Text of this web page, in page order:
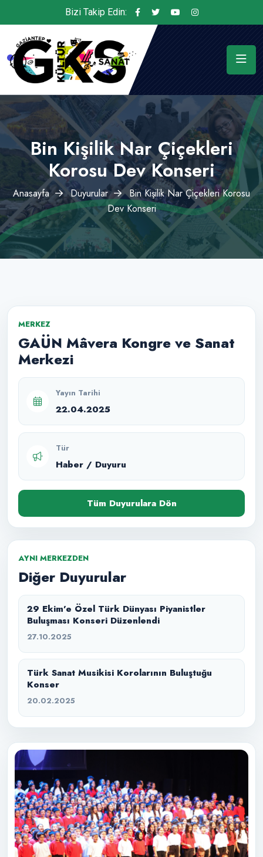
Bizi Takip Edin:
Bin Kişilik Nar Çiçekleri
Korosu Dev Konseri
Anasayfa Duyurular
Bin Kişilik Nar Çiçekleri Korosu
Dev Konseri
MERKEZ
GAÜN Mâvera Kongre ve Sanat
Merkezi
Yayın Tarihi
22.04.2025
Tür
Haber / Duyuru
Tüm Duyurulara Dön
AYNI MERKEZDEN
Diğer Duyurular
29 Ekim’e Özel Türk Dünyası Piyanistler
Buluşması Konseri Düzenlendi
27.10.2025
Türk Sanat Musikisi Korolarının Buluştuğu
Konser
20.02.2025